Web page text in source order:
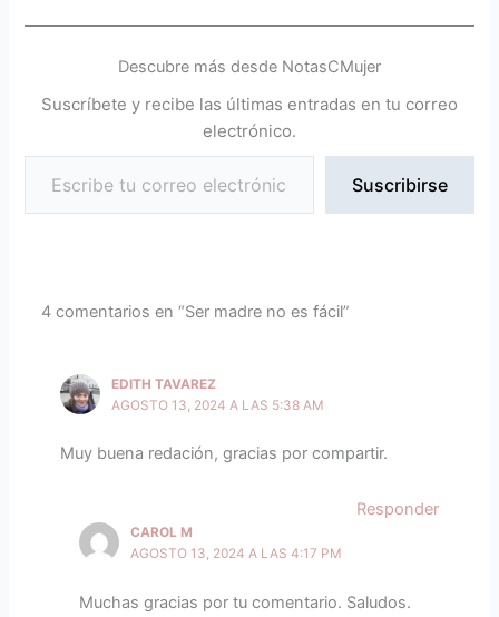
Descubre más desde NotasCMujer
Suscríbete y recibe las últimas entradas en tu correo
electrónico.
Suscribirse
4 comentarios en “Ser madre no es fácil”
EDITH TAVAREZ
AGOSTO 13, 2024 A LAS 5:38 AM
Muy buena redación, gracias por compartir.
Responder
CAROL M
AGOSTO 13, 2024 A LAS 4:17 PM
Muchas gracias por tu comentario. Saludos.